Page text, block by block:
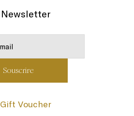
Newsletter
Gift Voucher